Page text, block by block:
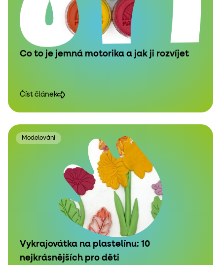
Co to je jemná motorika a jak ji rozvíjet
Číst článek
Modelování
Vykrajovátka na plastelínu: 10
nejkrásnějších pro děti